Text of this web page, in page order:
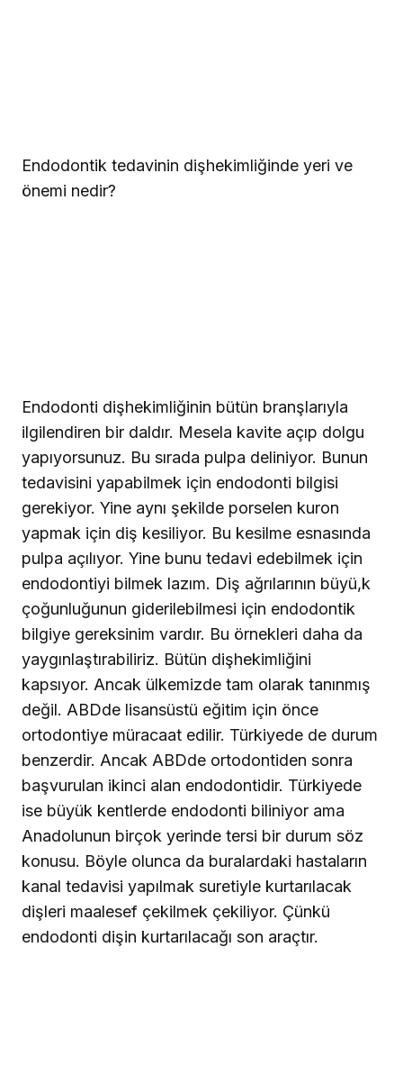
Endodontik tedavinin dişhekimliğinde yeri ve
önemi nedir?
Endodonti dişhekimliğinin bütün branşlarıyla
ilgilendiren bir daldır. Mesela kavite açıp dolgu
yapıyorsunuz. Bu sırada pulpa deliniyor. Bunun
tedavisini yapabilmek için endodonti bilgisi
gerekiyor. Yine aynı şekilde porselen kuron
yapmak için diş kesiliyor. Bu kesilme esnasında
pulpa açılıyor. Yine bunu tedavi edebilmek için
endodontiyi bilmek lazım. Diş ağrılarının büyü,k
çoğunluğunun giderilebilmesi için endodontik
bilgiye gereksinim vardır. Bu örnekleri daha da
yaygınlaştırabiliriz. Bütün dişhekimliğini
kapsıyor. Ancak ülkemizde tam olarak tanınmış
değil. ABDde lisansüstü eğitim için önce
ortodontiye müracaat edilir. Türkiyede de durum
benzerdir. Ancak ABDde ortodontiden sonra
başvurulan ikinci alan endodontidir. Türkiyede
ise büyük kentlerde endodonti biliniyor ama
Anadolunun birçok yerinde tersi bir durum söz
konusu. Böyle olunca da buralardaki hastaların
kanal tedavisi yapılmak suretiyle kurtarılacak
dişleri maalesef çekilmek çekiliyor. Çünkü
endodonti dişin kurtarılacağı son araçtır.